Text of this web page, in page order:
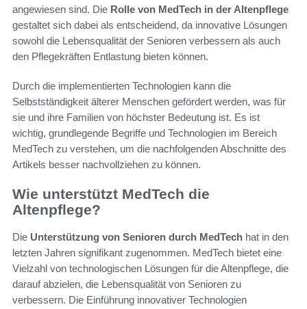
angewiesen sind. Die Rolle von MedTech in der Altenpflege
gestaltet sich dabei als entscheidend, da innovative Lösungen
sowohl die Lebensqualität der Senioren verbessern als auch
den Pflegekräften Entlastung bieten können.
Durch die implementierten Technologien kann die
Selbstständigkeit älterer Menschen gefördert werden, was für
sie und ihre Familien von höchster Bedeutung ist. Es ist
wichtig, grundlegende Begriffe und Technologien im Bereich
MedTech zu verstehen, um die nachfolgenden Abschnitte des
Artikels besser nachvollziehen zu können.
Wie unterstützt MedTech die
Altenpflege?
Die Unterstützung von Senioren durch MedTech hat in den
letzten Jahren signifikant zugenommen. MedTech bietet eine
Vielzahl von technologischen Lösungen für die Altenpflege, die
darauf abzielen, die Lebensqualität von Senioren zu
verbessern. Die Einführung innovativer Technologien